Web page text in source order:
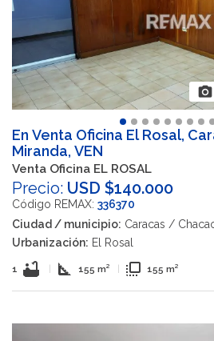
photo_camera
En Venta Oficina El Rosal,
Miranda, VEN
Venta Oficina EL ROSAL
Precio: USD $140.000
Código REMAX: 336370
Ciudad / municipio: Caracas /
Urbanización: El Rosal
1 bathtub square_foot 155 m² flip_to_front 155 m²